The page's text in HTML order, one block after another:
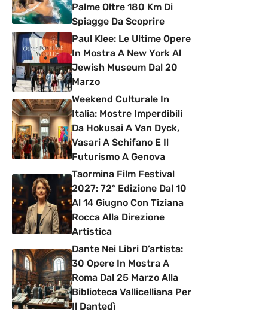
Palme Oltre 180 Km Di
Spiagge Da Scoprire
Paul Klee: Le Ultime Opere
In Mostra A New York Al
Jewish Museum Dal 20
Marzo
Weekend Culturale In
Italia: Mostre Imperdibili
Da Hokusai A Van Dyck,
Vasari A Schifano E Il
Futurismo A Genova
Taormina Film Festival
2027: 72ª Edizione Dal 10
Al 14 Giugno Con Tiziana
Rocca Alla Direzione
Artistica
Dante Nei Libri D’artista:
30 Opere In Mostra A
Roma Dal 25 Marzo Alla
Biblioteca Vallicelliana Per
Il Dantedì